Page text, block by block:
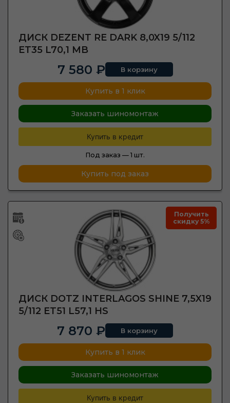
ДИСК DEZENT RE DARK 8,0X19 5/112
ET35 L70,1 MB
7 580 ₽ В корзину
Купить в 1 клик
Заказать шиномонтаж
Купить в кредит
Под заказ — 1 шт.
Купить под заказ
Получить
скидку 5%
ДИСК DOTZ INTERLAGOS SHINE 7,5X19
5/112 ET51 L57,1 HS
7 870 ₽ В корзину
Купить в 1 клик
Заказать шиномонтаж
Купить в кредит